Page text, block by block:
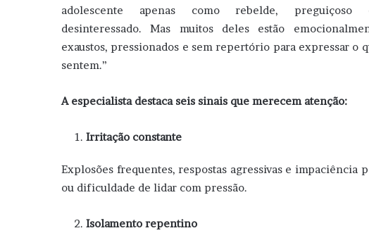
adolescente apenas como rebelde, preguiçoso
desinteressado. Mas muitos deles estão
exaustos, pressionados e sem repertório para expressar o
sentem.”
A especialista destaca seis sinais que merecem atenção:
Irritação constante
Explosões frequentes, respostas agressivas e impaciência
ou dificuldade de lidar com pressão.
Isolamento repentino